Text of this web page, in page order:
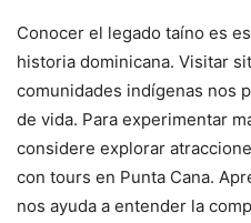
Conocer el legado taíno es
historia dominicana. Visitar
comunidades indígenas nos
de vida. Para experimentar
considere explorar
con tours en Punta Cana.
nos ayuda a entender la